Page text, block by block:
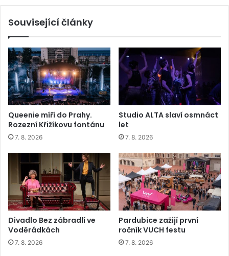
Související články
Queenie míří do Prahy.
Rozezní Křižíkovu fontánu
7. 8. 2026
Studio ALTA slaví osmnáct
let
7. 8. 2026
Divadlo Bez zábradlí ve
Voděrádkách
7. 8. 2026
Pardubice zažijí první
ročník VUCH festu
7. 8. 2026